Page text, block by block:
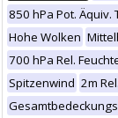
850 hPa Pot. Äquiv.
Hohe Wolken
700 hPa Rel.
Spitzenwind 2m